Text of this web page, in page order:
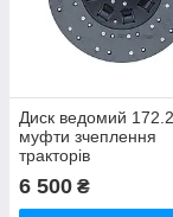
Диск ведомий
муфти зчеплення
тракторів
Т-151,Т-156,Т-
6 500 ₴